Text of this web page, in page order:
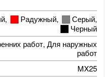
, Радужный, Серый,
Черный
работ, Для наружных
работ
MX25